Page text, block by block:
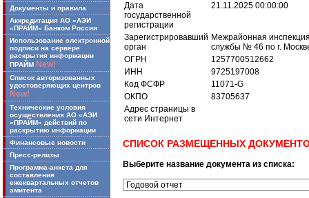
Документы и правила
Аккредитация АО «АЭИ
«ПРАЙМ» Банком России
Использование электронной
подписи на сервере
раскрытия информации
ПРАЙМ New!
Список авторизованных
удостоверяющих центров
New!
Технические условия
осуществления АО «АЭИ
«ПРАЙМ» действий по
раскрытию информации
Финансовые новости
Пресс-релизы
Программа-анкета для
составления
ежеквартальных отчетов
эмитента
Дата
государственной
регистрации
21.11.2025 00:00:00
Зарегистрировавший
орган
Межрайонная
службы № 46 по г.
ОГРН
1257700512662
ИНН
9725197008
Код ФСФР
11071-G
ОКПО
83705637
Адрес страницы в
сети Интернет
СПИСОК РАЗМЕЩЕННЫХ
Выберите название документа из списка: